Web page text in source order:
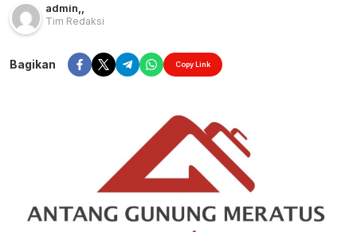
admin
Tim Redaksi
Bagikan Copy Link